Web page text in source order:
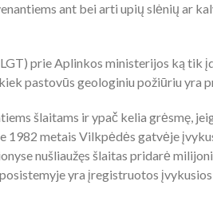
ant bei arti upių slėnių ar
prie Aplinkos ministerijos ką tik
pastovūs geologiniu požiūriu yra
šlaitams ir ypač kelia grėsmę,
1982 metais Vilkpėdės gatvėje
nušliaužęs šlaitas pridarė
yra įregistruotos įvykusios